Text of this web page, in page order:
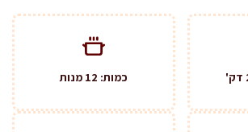
כמות: 12 מנות